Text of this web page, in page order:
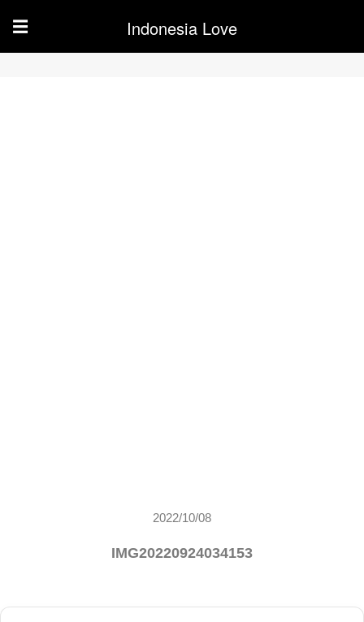
☰ Indonesia Love
2022/10/08
IMG20220924034153